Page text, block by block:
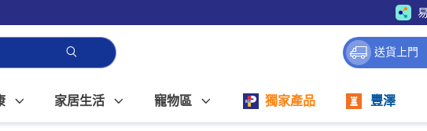
送貨上門
家居生活 寵物區 獨家產品 豐澤